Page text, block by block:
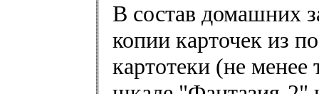
В состав домашних
копии карточек из
картотеки (не менее